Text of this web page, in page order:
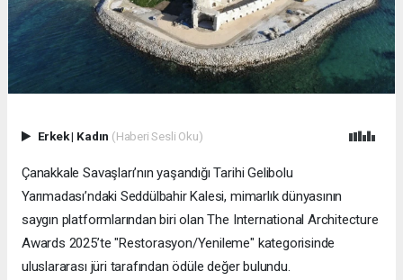
Erkek| Kadın (Haberi Sesli Oku)
Çanakkale Savaşları’nın yaşandığı Tarihi Gelibolu
Yarımadası’ndaki Seddülbahir Kalesi, mimarlık dünyasının
saygın platformlarından biri olan The International Architecture
Awards 2025’te "Restorasyon/Yenileme" kategorisinde
uluslararası jüri tarafından ödüle değer bulundu.